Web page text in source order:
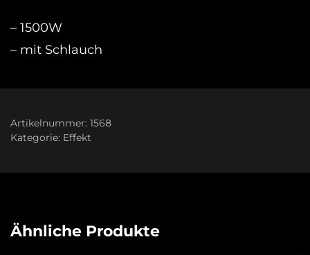
– 1500W
– mit Schlauch
Artikelnummer: 1568
Kategorie: Effekt
Ähnliche Produkte